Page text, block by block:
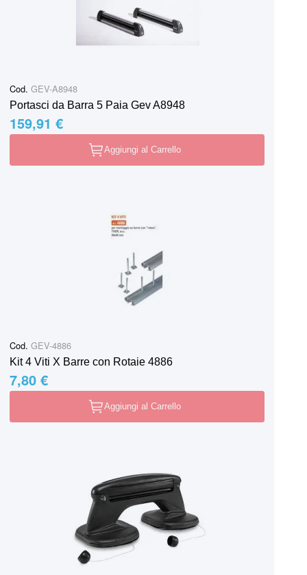
Cod. GEV-A8948
Portasci da Barra 5 Paia Gev A8948
159,91 €
Aggiungi al Carrello
Cod. GEV-4886
Kit 4 Viti X Barre con Rotaie 4886
7,80 €
Aggiungi al Carrello